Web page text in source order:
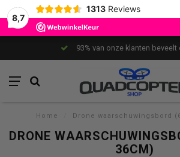
8,7
1313 Reviews
93% van onze klanten beveelt
Home Drone waarschuwingsbord
DRONE
36CM)